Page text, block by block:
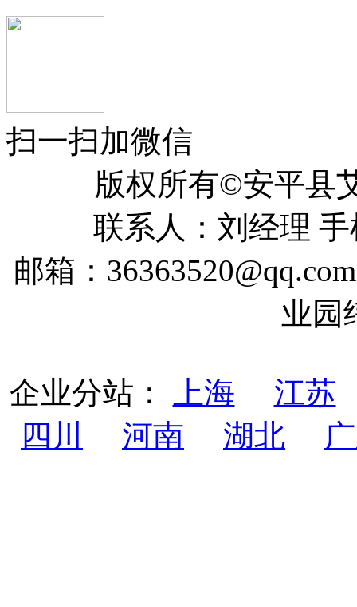
扫一扫加微信
版权所有©安平
联系人：刘经理 手
邮箱：
业园
企业分站： 上海
江苏
四川
河南 湖北